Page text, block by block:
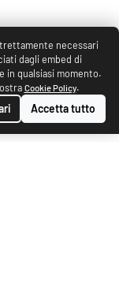
necessari
dagli embed di
in qualsiasi momento.
Cookie Policy.
Accetta tutto